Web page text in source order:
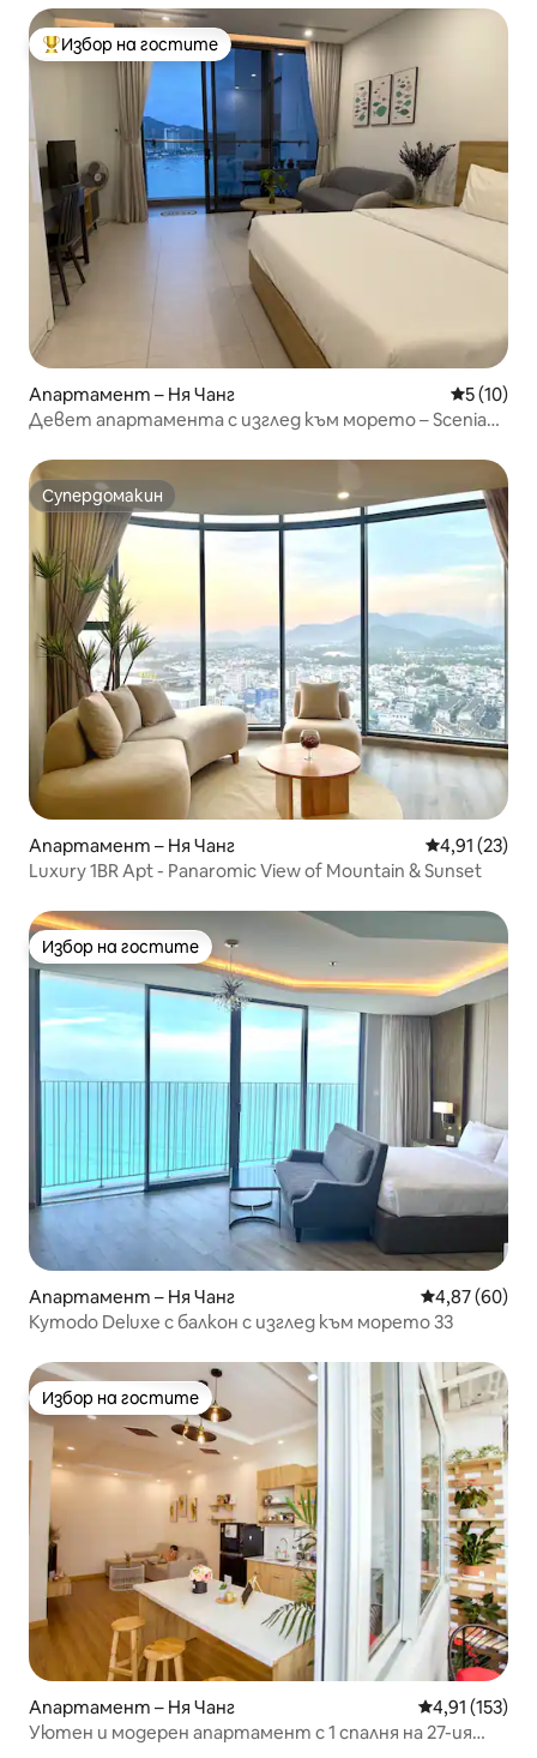
Най-популярен избор на гостите
Избор на гостите
Апартамент – Ня Чанг Средна
5 (10)
Девет апартамента с изглед към морето – Scenia
Супердомакин
Супердомакин
Апартамент – Ня Чанг Средна
4,91 (23)
Luxury 1BR Apt - Panaromic View of Mountain & Sunset
Избор на гостите
Избор на гостите
Апартамент – Ня Чанг Средна
4,87 (60)
Kymodo Deluxe с балкон с изглед към морето 33
Избор на гостите
Избор на гостите
Апартамент – Ня Чанг Средна
4,91 (153)
Уютен и модерен апартамент с 1 спалня на 27-ия